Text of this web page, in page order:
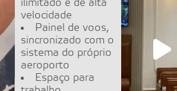
ilimitado e de alta
velocidade
Painel de voos,
sincronizado com o
sistema do próprio
aeroporto
Espaço para